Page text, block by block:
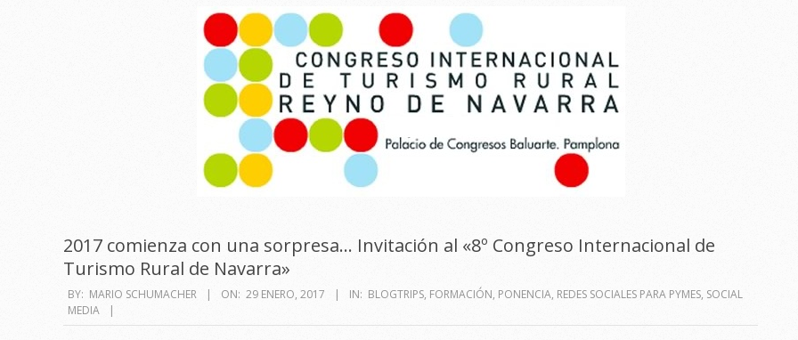
2017 comienza con una sorpresa… Invitación al «8º Congreso Internacional de
Turismo Rural de Navarra»
2017-
01-
BY: MARIO SCHUMACHER ON: 29 ENERO, 2017 IN: BLOGTRIPS, FORMACIÓN, PONENCIA, REDES SOCIALES PARA PYMES, SOCIAL
MEDIA